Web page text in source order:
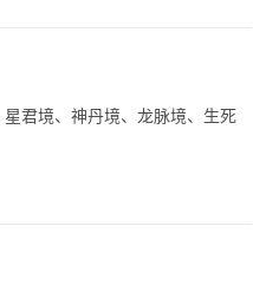
君境、神丹境、龙脉境、生死